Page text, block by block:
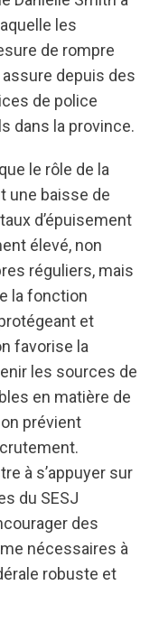
les
de rompre
assure depuis des
de police
dans la province.
le rôle de la
une baisse de
d’épuisement
élevé, non
réguliers, mais
la fonction
et
favorise la
les sources de
en matière de
prévient
à s’appuyer sur
du SESJ
des
nécessaires à
robuste et